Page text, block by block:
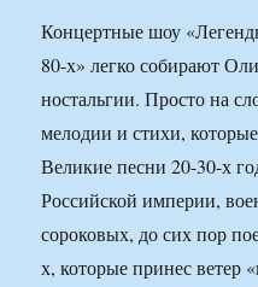
Концертные шоу
80-х» легко собирают
ностальгии. Просто на
мелодии и стихи,
Великие песни 20-30-х
Российской империи,
сороковых, до сих пор
х, которые принес ветер